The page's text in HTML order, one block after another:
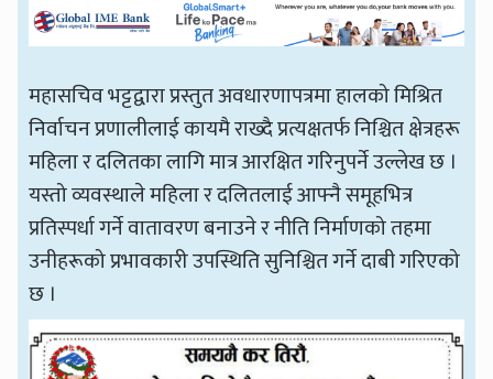
महासचिव भट्टद्वारा प्रस्तुत अवधारणापत्रमा हालको मिश्रित
निर्वाचन प्रणालीलाई कायमै राख्दै प्रत्यक्षतर्फ निश्चित क्षेत्रहरू
महिला र दलितका लागि मात्र आरक्षित गरिनुपर्ने उल्लेख छ ।
यस्तो व्यवस्थाले महिला र दलितलाई आफ्नै समूहभित्र
प्रतिस्पर्धा गर्ने वातावरण बनाउने र नीति निर्माणको तहमा
उनीहरूको प्रभावकारी उपस्थिति सुनिश्चित गर्ने दाबी गरिएको
छ ।